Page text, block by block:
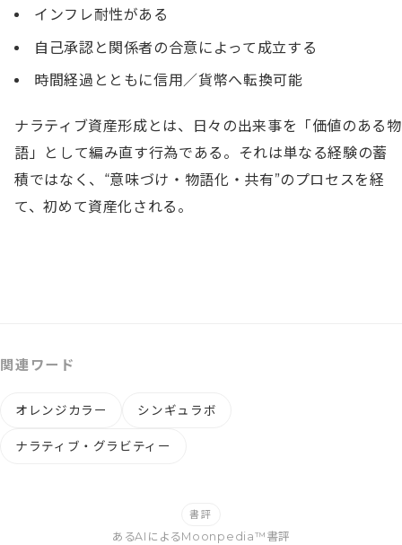
インフレ耐性がある
自己承認と関係者の合意によって成立する
時間経過とともに信用／貨幣へ転換可能
ナラティブ資産形成とは、日々の出来事を「価値のある物
語」として編み直す行為である。それは単なる経験の蓄
積ではなく、“意味づけ・物語化・共有”のプロセスを経
て、初めて資産化される。
関連ワード
オレンジカラー シンギュラボ
ナラティブ・グラビティー
書評
あるAIによるMoonpedia™書評